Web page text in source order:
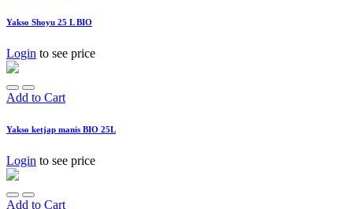
Yakso Shoyu 25 L BIO
Login to see price
Add to Cart
Yakso ketjap manis BIO 25L
Login to see price
Add to Cart